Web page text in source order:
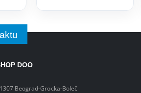
DOO
Beograd-Grocka-Boleč